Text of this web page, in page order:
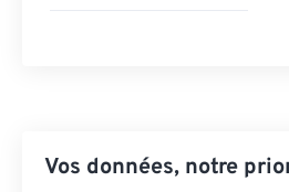
Vos données, notre